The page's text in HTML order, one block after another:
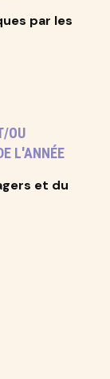
par les
OU
L'ANNÉE
et du